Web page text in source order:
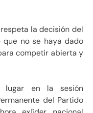
la decisión del
que no se haya dado
competir abierta y
lugar en la sesión
del Partido